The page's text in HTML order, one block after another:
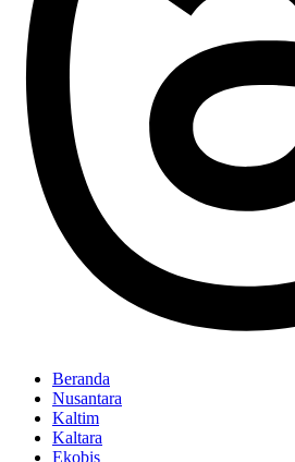
Beranda
Nusantara
Kaltim
Kaltara
Ekobis